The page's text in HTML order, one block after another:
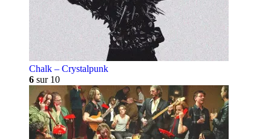
Chalk – Crystalpunk
6 sur 10